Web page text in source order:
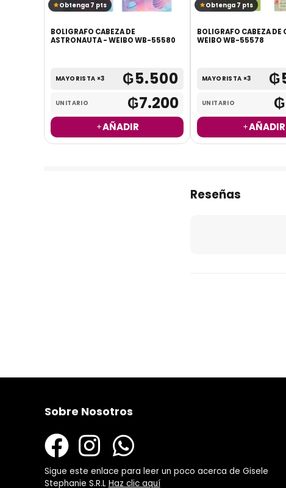
Obtenga 7 pts
BOLIGRAFO CABEZA DE
ASTRONAUTA - WEIBO WB-55580
MAYORISTA ×3 ₲5.500
UNITARIO ₲7.200
AÑADIR
Obtenga 7 pts
BOLIGRAFO CABEZA DE
WEIBO WB-55578
MAYORISTA ×3 ₲
UNITARIO ₲
AÑADIR
Reseñas
Sobre Nosotros
Sigue este enlace para leer un poco acerca de Gisele
Stephanie S.R.L Haz clic aquí